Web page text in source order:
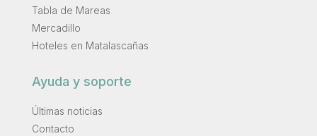
Tabla de Mareas
Mercadillo
Hoteles en Matalascañas
Ayuda y soporte
Últimas noticias
Contacto